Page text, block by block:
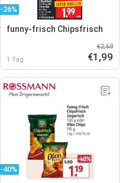
-26%
funny-frisch Chipsfrisch
1 Tag
€2,69
€1,99
-40%